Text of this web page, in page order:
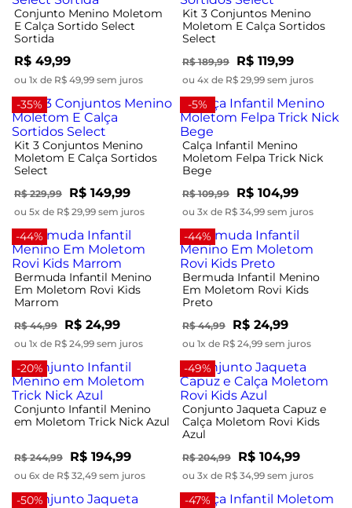
Conjunto Menino Moletom
E Calça Sortido Select
Sortida
R$ 49,99
ou 1x de R$ 49,99 sem juros
Kit 3 Conjuntos Menino
Moletom E Calça Sortidos
Select
R$ 189,99 R$ 119,99
ou 4x de R$ 29,99 sem juros
-35%
Kit 3 Conjuntos Menino
Moletom E Calça Sortidos
Select
R$ 229,99 R$ 149,99
ou 5x de R$ 29,99 sem juros
-5%
Calça Infantil Menino
Moletom Felpa Trick Nick
Bege
R$ 109,99 R$ 104,99
ou 3x de R$ 34,99 sem juros
-44%
Bermuda Infantil Menino
Em Moletom Rovi Kids
Marrom
R$ 44,99 R$ 24,99
ou 1x de R$ 24,99 sem juros
-44%
Bermuda Infantil Menino
Em Moletom Rovi Kids
Preto
R$ 44,99 R$ 24,99
ou 1x de R$ 24,99 sem juros
-20%
Conjunto Infantil Menino
em Moletom Trick Nick Azul
R$ 244,99 R$ 194,99
ou 6x de R$ 32,49 sem juros
-49%
Conjunto Jaqueta Capuz e
Calça Moletom Rovi Kids
Azul
R$ 204,99 R$ 104,99
ou 3x de R$ 34,99 sem juros
-50%
-47%